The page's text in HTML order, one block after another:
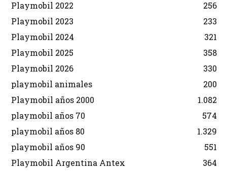
Playmobil 2022
256
Playmobil 2023
233
Playmobil 2024
321
Playmobil 2025
358
Playmobil 2026
330
playmobil animales
200
Playmobil años 2000
1.082
playmobil años 70
574
playmobil años 80
1.329
playmobil años 90
551
Playmobil Argentina Antex
364